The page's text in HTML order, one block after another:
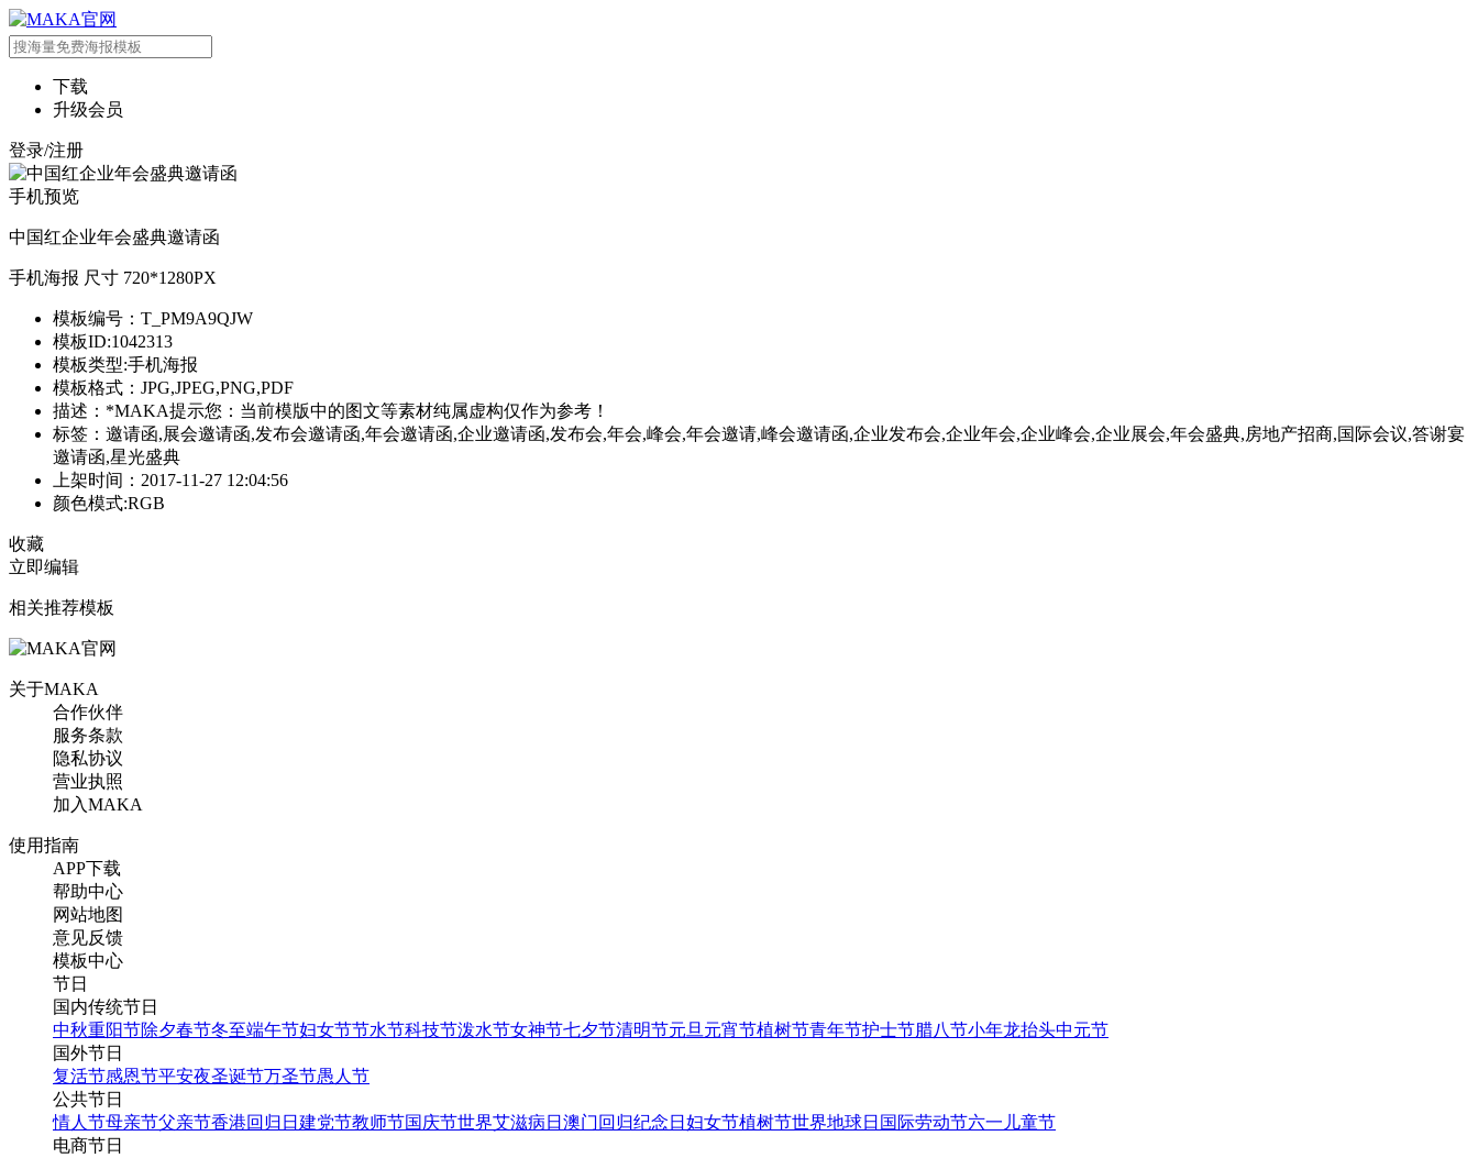
下载
升级会员
登录/注册
手机预览
中国红企业年会盛典邀请函
手机海报 尺寸 720*1280PX
模板编号：T_PM9A9QJW
模板ID:1042313
模板类型:手机海报
模板格式：JPG,JPEG,PNG,PDF
描述：*MAKA提示您：当前模版中的图文等素材纯属虚构仅作为参考！
标签：邀请函,展会邀请函,发布会邀请函,年会邀请函,企业邀请函,发布会,年会,峰会,年会邀请,峰会邀请函,企业发布会,企业年会,企业峰会,企业展会,年会盛典,房地产招商,国际会议,答谢宴
邀请函,星光盛典
上架时间：2017-11-27 12:04:56
颜色模式:RGB
收藏
立即编辑
相关推荐模板
关于MAKA
合作伙伴
服务条款
隐私协议
营业执照
加入MAKA
使用指南
APP下载
帮助中心
网站地图
意见反馈
模板中心
节日
国内传统节日
中秋重阳节除夕春节冬至端午节妇女节节水节科技节泼水节女神节七夕节清明节元旦 元宵节植树节青年节护士节腊八节小年龙抬头中元节
国外节日
复活节感恩节平安夜圣诞节万圣节愚人节
公共节日
情人节母亲节父亲节香港回归日 建党节教师节国庆节世界艾滋病日 澳门回归纪念日 妇女节植树节世界地球日 国际劳动节六一儿童节
电商节日